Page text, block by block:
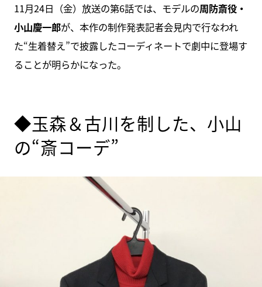
11月24日（金）放送の第6話では、モデルの周防斎役・
小山慶一郎が、本作の制作発表記者会見内で行なわれ
た“生着替え”で披露したコーディネートで劇中に登場す
ることが明らかになった。
◆玉森＆古川を制した、小山
の“斎コーデ”